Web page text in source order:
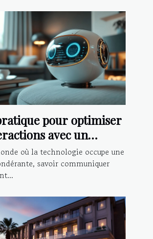
pour optimiser
avec un
où la technologie occupe une
savoir communiquer